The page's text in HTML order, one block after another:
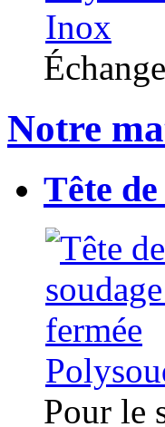
Notre
Tête
Pour le